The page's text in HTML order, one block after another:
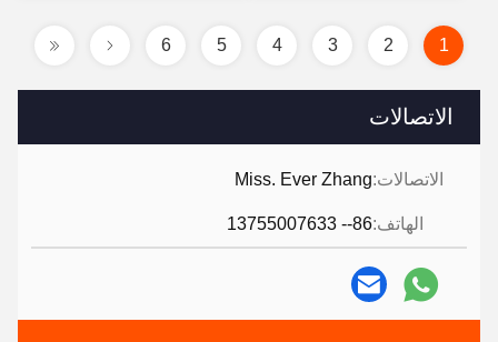
الاتصالات
الاتصالات:Miss. Ever Zhang
الهاتف:86-- 13755007633
1
2
3
4
5
6